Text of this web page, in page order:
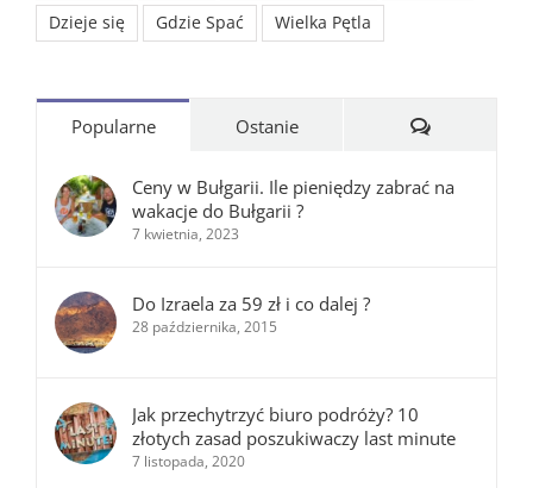
Dzieje się
Gdzie Spać Wielka Pętla
Popularne Ostanie Komentarze
Ceny w Bułgarii. Ile pieniędzy zabrać na
wakacje do Bułgarii ?
7 kwietnia, 2023
Do Izraela za 59 zł i co dalej ?
28 października, 2015
Jak przechytrzyć biuro podróży? 10
złotych zasad poszukiwaczy last minute
7 listopada, 2020